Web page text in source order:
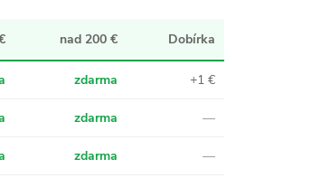
nad 200 € Dobírka
zdarma +1 €
zdarma —
zdarma —